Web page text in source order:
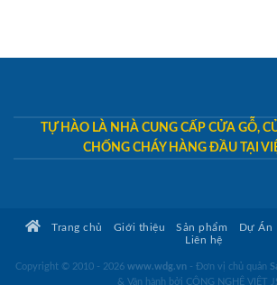
TỰ HÀO LÀ NHÀ CUNG CẤP CỬA GỖ,
CHỐNG CHÁY HÀNG ĐẦU TẠI
Trang chủ Giới thiệu Sản phẩm Dự Án
Liên hệ
Copyright © 2010 - 2026 www.wdg.vn - Đơn vị chủ quản
& Vận hành bởi CÔNG NGHỆ VIỆT